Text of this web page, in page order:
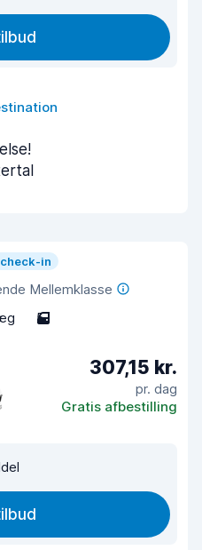
in
Mellemklasse
5
307,15 kr.
pr. dag
Gratis afbestilling